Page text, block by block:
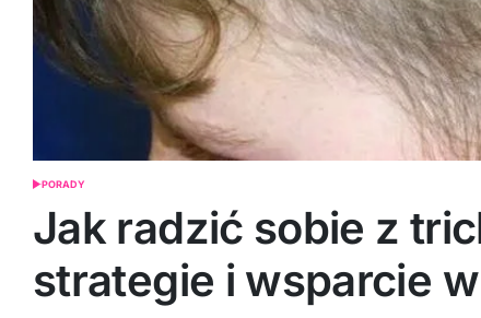
POSTED
PORADY
Jak radzić sobie z
strategie i wsparcie